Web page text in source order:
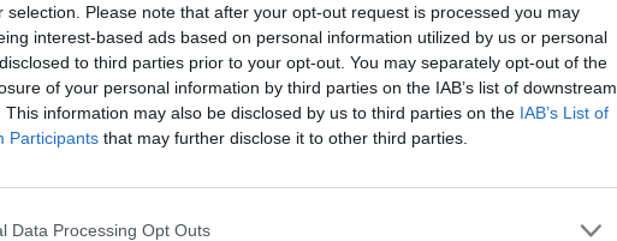
selection. Please note that after your opt-out request is processed you may
interest-based ads based on personal information utilized by us or personal
to third parties prior to your opt-out. You may separately opt-out of the
of your personal information by third parties on the IAB’s list of downstream
This information may also be disclosed by us to third parties on the IAB’s List of
Participants that may further disclose it to other third parties.
Data Processing Opt Outs
Lakers